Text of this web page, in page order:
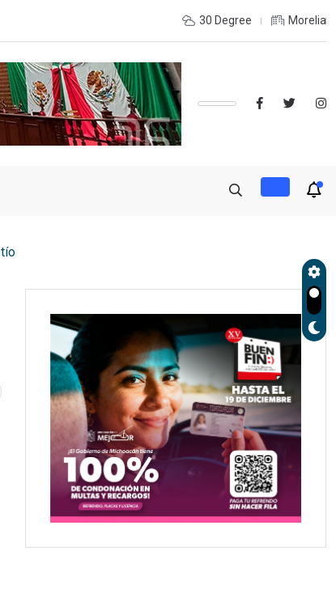
con autoridades de EE.UU. para reforzar seguridad
30 Degree Morelia